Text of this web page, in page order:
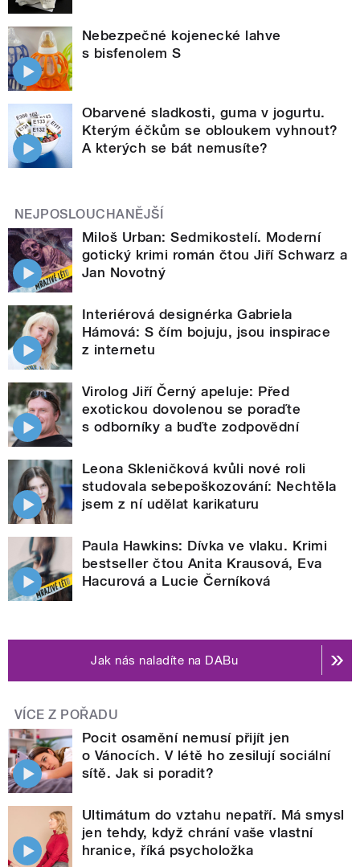
Nebezpečné kojenecké lahve
s bisfenolem S
Obarvené sladkosti, guma v jogurtu.
Kterým éčkům se obloukem vyhnout?
A kterých se bát nemusíte?
NEJPOSLOUCHANĚJŠÍ
Miloš Urban: Sedmikostelí. Moderní
gotický krimi román čtou Jiří Schwarz a
Jan Novotný
Interiérová designérka Gabriela
Hámová: S čím bojuju, jsou inspirace
z internetu
Virolog Jiří Černý apeluje: Před
exotickou dovolenou se poraďte
s odborníky a buďte zodpovědní
Leona Skleničková kvůli nové roli
studovala sebepoškozování: Nechtěla
jsem z ní udělat karikaturu
Paula Hawkins: Dívka ve vlaku. Krimi
bestseller čtou Anita Krausová, Eva
Hacurová a Lucie Černíková
Jak nás naladíte na DABu
VÍCE Z POŘADU
Pocit osamění nemusí přijít jen
o Vánocích. V létě ho zesilují sociální
sítě. Jak si poradit?
Ultimátum do vztahu nepatří. Má smysl
jen tehdy, když chrání vaše vlastní
hranice, říká psycholožka